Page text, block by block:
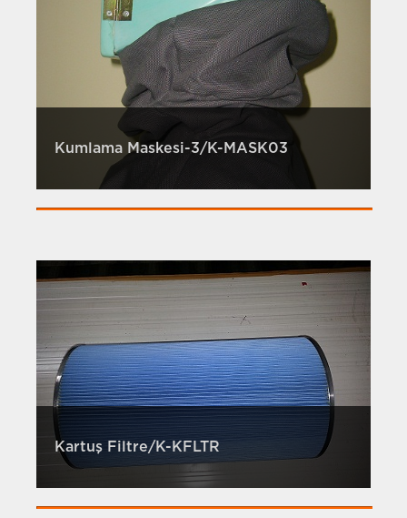
Kumlama Maskesi-3/K-MASK03
Kartuş Filtre/K-KFLTR